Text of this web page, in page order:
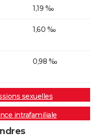
1,19 ‰
1,60 ‰
0,98 ‰
sexuelles
intrafamiliale